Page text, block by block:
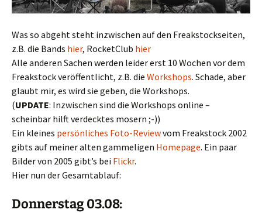
Was so abgeht steht inzwischen auf den Freakstockseiten,
z.B. die Bands hier, RocketClub hier
Alle anderen Sachen werden leider erst 10 Wochen vor dem
Freakstock veröffentlicht, z.B. die Workshops. Schade, aber
glaubt mir, es wird sie geben, die Workshops.
(UPDATE: Inzwischen sind die Workshops online –
scheinbar hilft verdecktes mosern ;-))
Ein kleines persönliches Foto-Reviewvom Freakstock 2002
gibts auf meiner alten gammeligen Homepage. Ein paar
Bilder von 2005 gibt’s bei Flickr.
Hier nun der Gesamtablauf:
Donnerstag 03.08: